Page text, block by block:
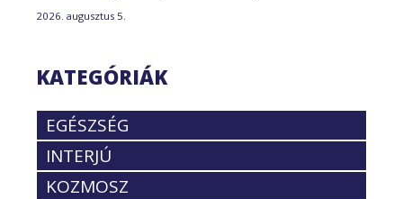
2026. augusztus 5.
KATEGÓRIÁK
EGÉSZSÉG
INTERJÚ
KOZMOSZ